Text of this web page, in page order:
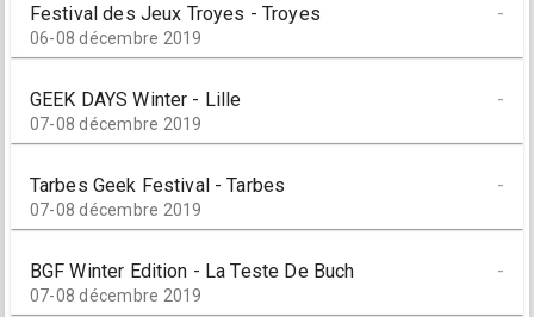
Festival des Jeux Troyes - Troyes
06-08 décembre 2019
-
GEEK DAYS Winter - Lille
07-08 décembre 2019
-
Tarbes Geek Festival - Tarbes
07-08 décembre 2019
-
BGF Winter Edition - La Teste De Buch
07-08 décembre 2019
-